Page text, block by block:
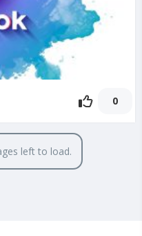
0
left to load.